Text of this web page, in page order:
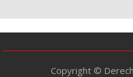
í
a
Copyright ©